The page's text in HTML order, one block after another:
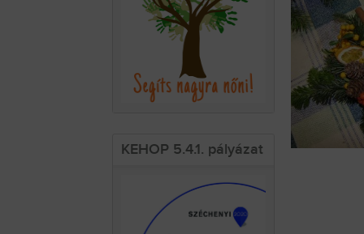
KEHOP 5.4.1. pályázat